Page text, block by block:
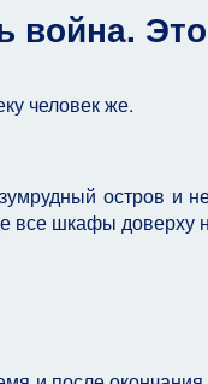
война.
человек же.
остров и
все шкафы доверху